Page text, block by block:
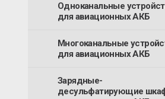
Одноканальные
для авиационных АКБ
Многоканальные
для авиационных АКБ
Зарядные-
десульфатирующие